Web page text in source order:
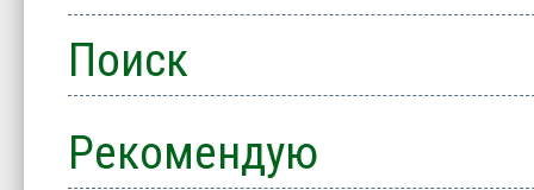
Поиск
Рекомендую